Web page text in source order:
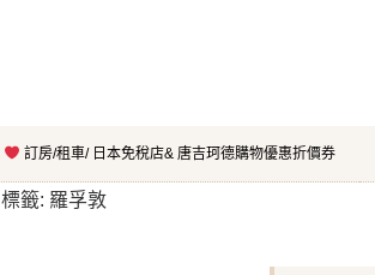
訂房/租車/ 日本免稅店& 唐吉珂德購物優惠折價券
標籤: 羅孚敦